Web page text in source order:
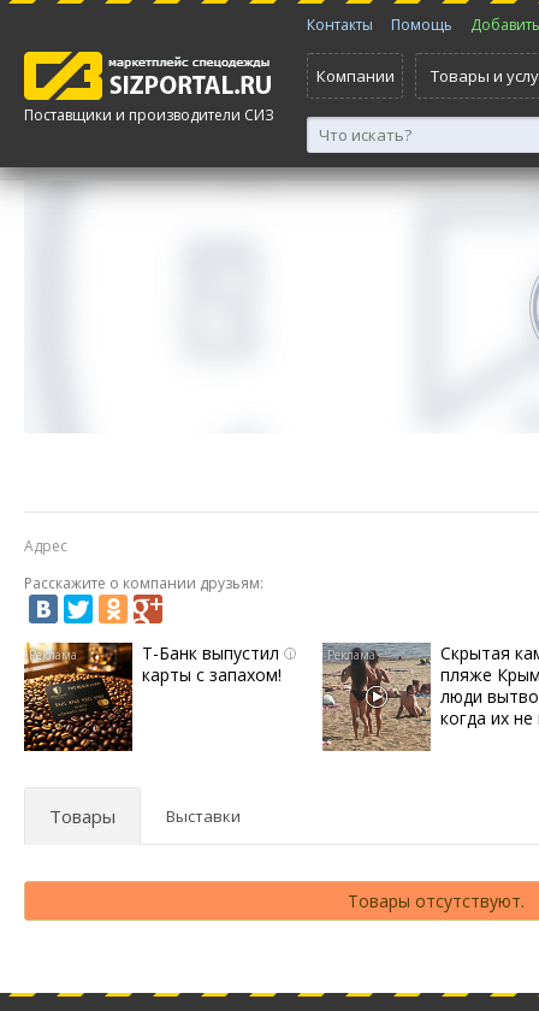
Поставщики и производители СИЗ
Контакты Помощь
Компании Товары и
Адрес
Расскажите о компании друзьям:
i
Т-Банк выпустил
карты с запахом!
Скрытая
пляже
люди
когда их не
Товары Выставки
Товары отсутствуют.